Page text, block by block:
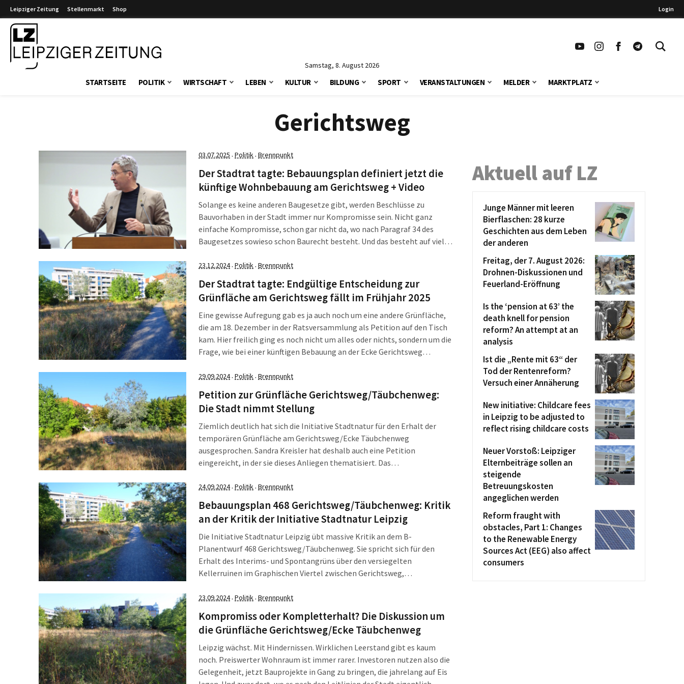
Leipziger Zeitung Stellenmarkt Shop Login
Samstag, 8. August 2026
STARTSEITE POLITIK WIRTSCHAFT LEBEN KULTUR BILDUNG SPORT VERANSTALTUNGEN MELDER MARKTPLATZ
Gerichtsweg
03.07.2025 · Politik· Brennpunkt
Der Stadtrat tagte: Bebauungsplan definiert jetzt die
künftige Wohnbebauung am Gerichtsweg + Video
Solange es keine anderen Baugesetze gibt, werden Beschlüsse zu
Bauvorhaben in der Stadt immer nur Kompromisse sein. Nicht ganz
einfache Kompromisse, schon gar nicht da, wo nach Paragraf 34 des
Baugesetzes sowieso schon Baurecht besteht. Und das besteht auf vielen
gewachsen ist. Grün, das […]
23.12.2024· Politik· Brennpunkt
Der Stadtrat tagte: Endgültige Entscheidung zur
Grünfläche am Gerichtsweg fällt im Frühjahr 2025
Eine gewisse Aufregung gab es ja auch noch um eine andere Grünfläche,
die am 18. Dezember in der Ratsversammlung als Petition auf den Tisch
kam. Hier freilich ging es noch nicht um alles oder nichts, sondern um die
Frage, wie bei einer künftigen Bebauung an der Ecke Gerichtsweg
29.09.2024· Politik· Brennpunkt
Petition zur Grünfläche Gerichtsweg/Täubchenweg:
Die Stadt nimmt Stellung
Ziemlich deutlich hat sich die Initiative Stadtnatur für den Erhalt der
temporären Grünfläche am Gerichtsweg/Ecke Täubchenweg
ausgesprochen. Sandra Kreisler hat deshalb auch eine Petition
eingereicht, in der sie dieses Anliegen thematisiert. Das
Gründen geäußert, warum die Stadt im Sommer überhaupt ein
Bebauungs-Planverfahren für dieses Stück […]
24.09.2024· Politik· Brennpunkt
Bebauungsplan 468 Gerichtsweg/Täubchenweg: Kritik
an der Kritik der Initiative Stadtnatur Leipzig
Die Initiative Stadtnatur Leipzig übt massive Kritik an dem B-
Planentwurf 468 Gerichtsweg/Täubchenweg. Sie spricht sich für den
Erhalt des Interims- und Spontangrüns über den versiegelten
Kellerruinen im Graphischen Viertel zwischen Gerichtsweg,
Wiederbebauung aus. Wenn man sich dieses Video anschaut und dazu noch
einen Blick auf die Hausseite […]
23.09.2024· Politik· Brennpunkt
Kompromiss oder Kompletterhalt? Die Diskussion um
die Grünfläche Gerichtsweg/Ecke Täubchenweg
Leipzig wächst. Mit Hindernissen. Wirklichen Leerstand gibt es kaum
noch. Preiswerter Wohnraum ist immer rarer. Investoren nutzen also die
Gelegenheit, jetzt Bauprojekte in Gang zu bringen, die jahrelang auf Eis
Aktuell auf LZ
Junge Männer mit leeren
Bierflaschen: 28 kurze
Geschichten aus dem Leben
der anderen
Freitag, der 7. August 2026:
Drohnen-Diskussionen und
Feuerland-Eröffnung
Is the ‘pension at 63’ the
death knell for pension
reform? An attempt at an
analysis
Ist die „Rente mit 63“ der
Tod der Rentenreform?
Versuch einer Annäherung
New initiative: Childcare fees
in Leipzig to be adjusted to
reflect rising childcare costs
Neuer Vorstoß: Leipziger
Elternbeiträge sollen an
steigende
Betreuungskosten
angeglichen werden
Reform fraught with
obstacles, Part 1: Changes
to the Renewable Energy
Sources Act (EEG) also affect
consumers